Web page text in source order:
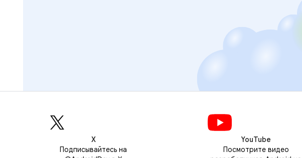
Х
Подписывайтесь на
YouTube
Посмотрите видео